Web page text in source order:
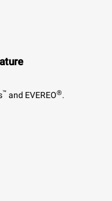
™ and EVEREO®.